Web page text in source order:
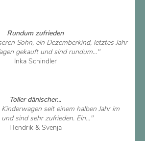
Rundum zufrieden
Sohn, ein Dezemberkind, letztes Jahr
gekauft und sind rundum..."
Inka Schindler
Toller dänischer...
seit einem halben Jahr im
sind sehr zufrieden. Ein..."
Hendrik & Svenja